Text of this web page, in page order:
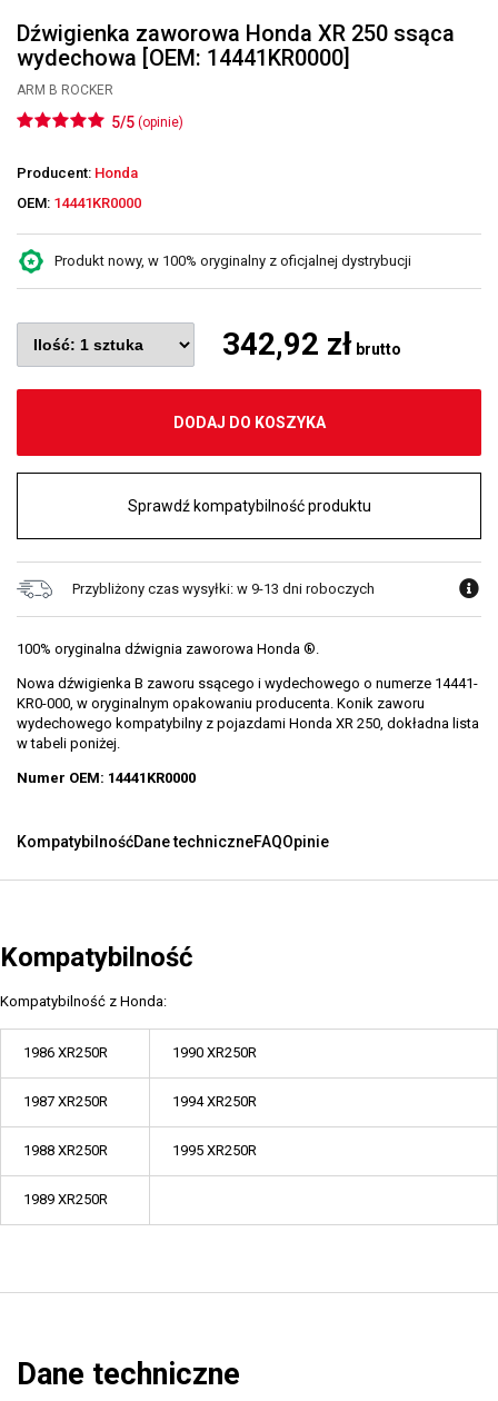
Dźwigienka zaworowa Honda XR 250 ssąca
wydechowa [OEM: 14441KR0000]
ARM B ROCKER
5/5 (opinie)
Producent: Honda
OEM: 14441KR0000
Produkt nowy, w 100% oryginalny z oficjalnej dystrybucji
342,92 zł brutto
DODAJ DO KOSZYKA
Sprawdź kompatybilność produktu
Przybliżony czas wysyłki: w 9-13 dni roboczych
100% oryginalna dźwignia zaworowa Honda ®.
Nowa dźwigienka B zaworu ssącego i wydechowego o numerze 14441-
KR0-000, w oryginalnym opakowaniu producenta. Konik zaworu
wydechowego kompatybilny z pojazdami Honda XR 250, dokładna lista
w tabeli poniżej.
Numer OEM: 14441KR0000
KompatybilnośćDane techniczneFAQOpinie
Kompatybilność
Kompatybilność z Honda:
1986 XR250R 1990 XR250R
1987 XR250R 1994 XR250R
1988 XR250R 1995 XR250R
1989 XR250R
Dane techniczne